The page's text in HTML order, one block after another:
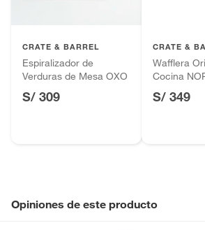
Baterías de auto.
Motocicletas y bicicletas motorizadas.
CRATE & BARREL
Espiralizador de
Verduras de Mesa OXO
S/ 309
CRATE &
Wafflera
Cocina
S/ 349
Opiniones de este producto